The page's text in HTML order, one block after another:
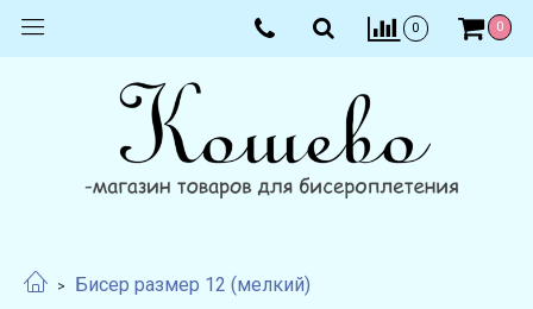
0 0
Бисер размер 12 (мелкий)